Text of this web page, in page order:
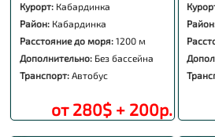
Курорт: Кабардинка
Район: Кабардинка
Расстояние до моря: 1200 м
Дополнительно: Без бассейна
Транспорт: Автобус
от 280$ + 200р.